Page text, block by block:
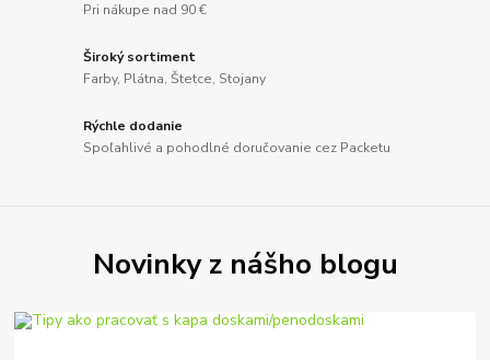
Pri nákupe nad 90 €
Široký sortiment
Farby, Plátna, Štetce, Stojany
Rýchle dodanie
Spoľahlivé a pohodlné doručovanie cez Packetu
Novinky z nášho blogu